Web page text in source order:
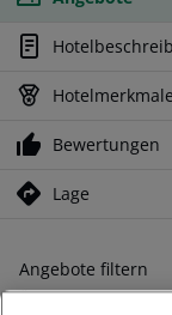
Hotelmerkmale
Bewertungen
Lage
Angebote filtern
Ändern Sie Ihre